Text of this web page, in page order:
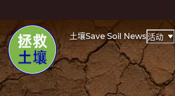
土壤Save Soil News活动